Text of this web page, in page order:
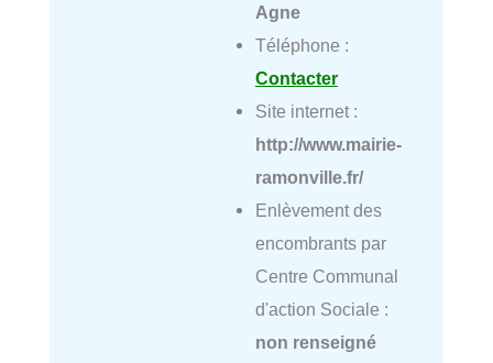
Agne
Téléphone :
Contacter
Site internet :
http://www.mairie-
ramonville.fr/
Enlèvement des
encombrants par
Centre Communal
d'action Sociale :
non renseigné